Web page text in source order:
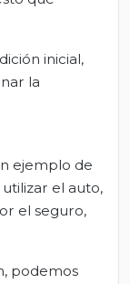
inicial,
la
ejemplo de
el auto,
el seguro,
podemos